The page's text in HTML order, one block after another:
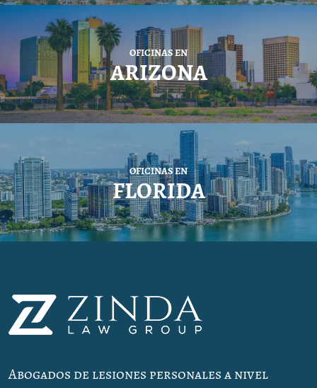
OFICINAS EN
ARIZONA
OFICINAS EN
FLORIDA
Abogados de lesiones personales a nivel